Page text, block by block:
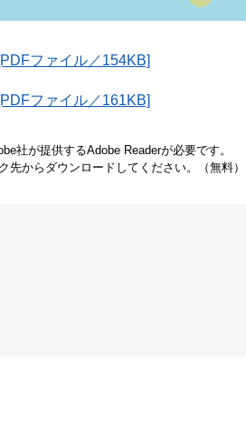
ファイル／154KB]
ファイル／161KB]
社が提供するAdobe Readerが必要です。
からダウンロードしてください。（無料）